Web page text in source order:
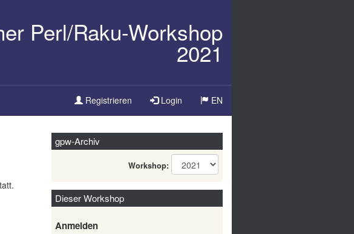
Perl/Raku-Workshop
2021
Registrieren Login
Sprache
EN
gpw-Archiv
Workshop:
Dieser Workshop
Anmelden